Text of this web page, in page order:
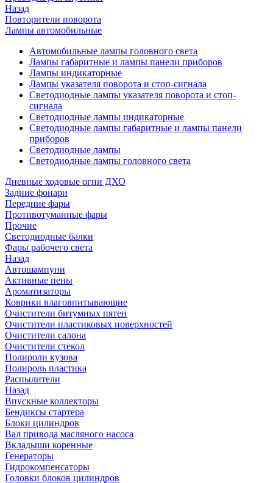
Назад
Повторители поворота
Лампы автомобильные
Автомобильные лампы головного света
Лампы габаритные и лампы панели приборов
Лампы индикаторные
Лампы указателя поворота и стоп-сигнала
Светодиодные лампы указателя поворота и стоп-
сигнала
Светодиодные лампы индикаторные
Светодиодные лампы габаритные и лампы панели
приборов
Светодиодные лампы
Светодиодные лампы головного света
Дневные ходовые огни ДХО
Задние фонари
Передние фары
Противотуманные фары
Прочие
Светодиодные балки
Фары рабочего света
Назад
Автошампуни
Активные пены
Ароматизаторы
Коврики влаговпитывающие
Очистители битумных пятен
Очистители пластиковых поверхностей
Очистители салона
Очистители стекол
Полироли кузова
Полироль пластика
Распылители
Назад
Впускные коллекторы
Бендиксы стартера
Блоки цилиндров
Вал привода масляного насоса
Вкладыши коренные
Генераторы
Гидрокомпенсаторы
Головки блоков цилиндров